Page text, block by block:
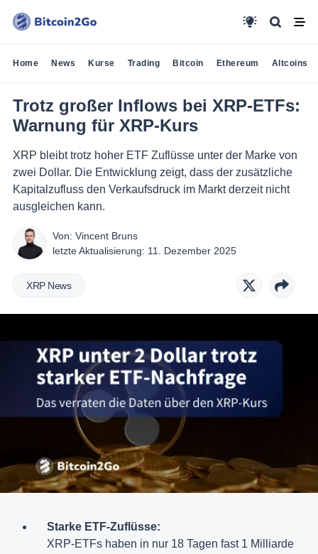
Home News Kurse Trading Bitcoin Ethereum Altcoins
Trotz großer Inflows bei XRP-ETFs:
Warnung für XRP-Kurs
XRP bleibt trotz hoher ETF Zuflüsse unter der Marke von
zwei Dollar. Die Entwicklung zeigt, dass der zusätzliche
Kapitalzufluss den Verkaufsdruck im Markt derzeit nicht
ausgleichen kann.
Von: Vincent Bruns
letzte Aktualisierung: 11. Dezember 2025
XRP News
Starke ETF-Zuflüsse:
XRP-ETFs haben in nur 18 Tagen fast 1 Milliarde